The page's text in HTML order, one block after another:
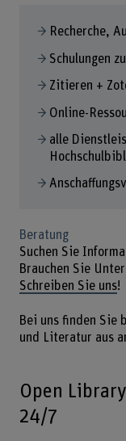
Bei uns finden
und Literatur aus
Open
24/7
Recherche,
Schulungen
Zitieren +
Online-
alle
Beratung
Suchen Sie
Brauchen Sie
Schreiben Sie uns!